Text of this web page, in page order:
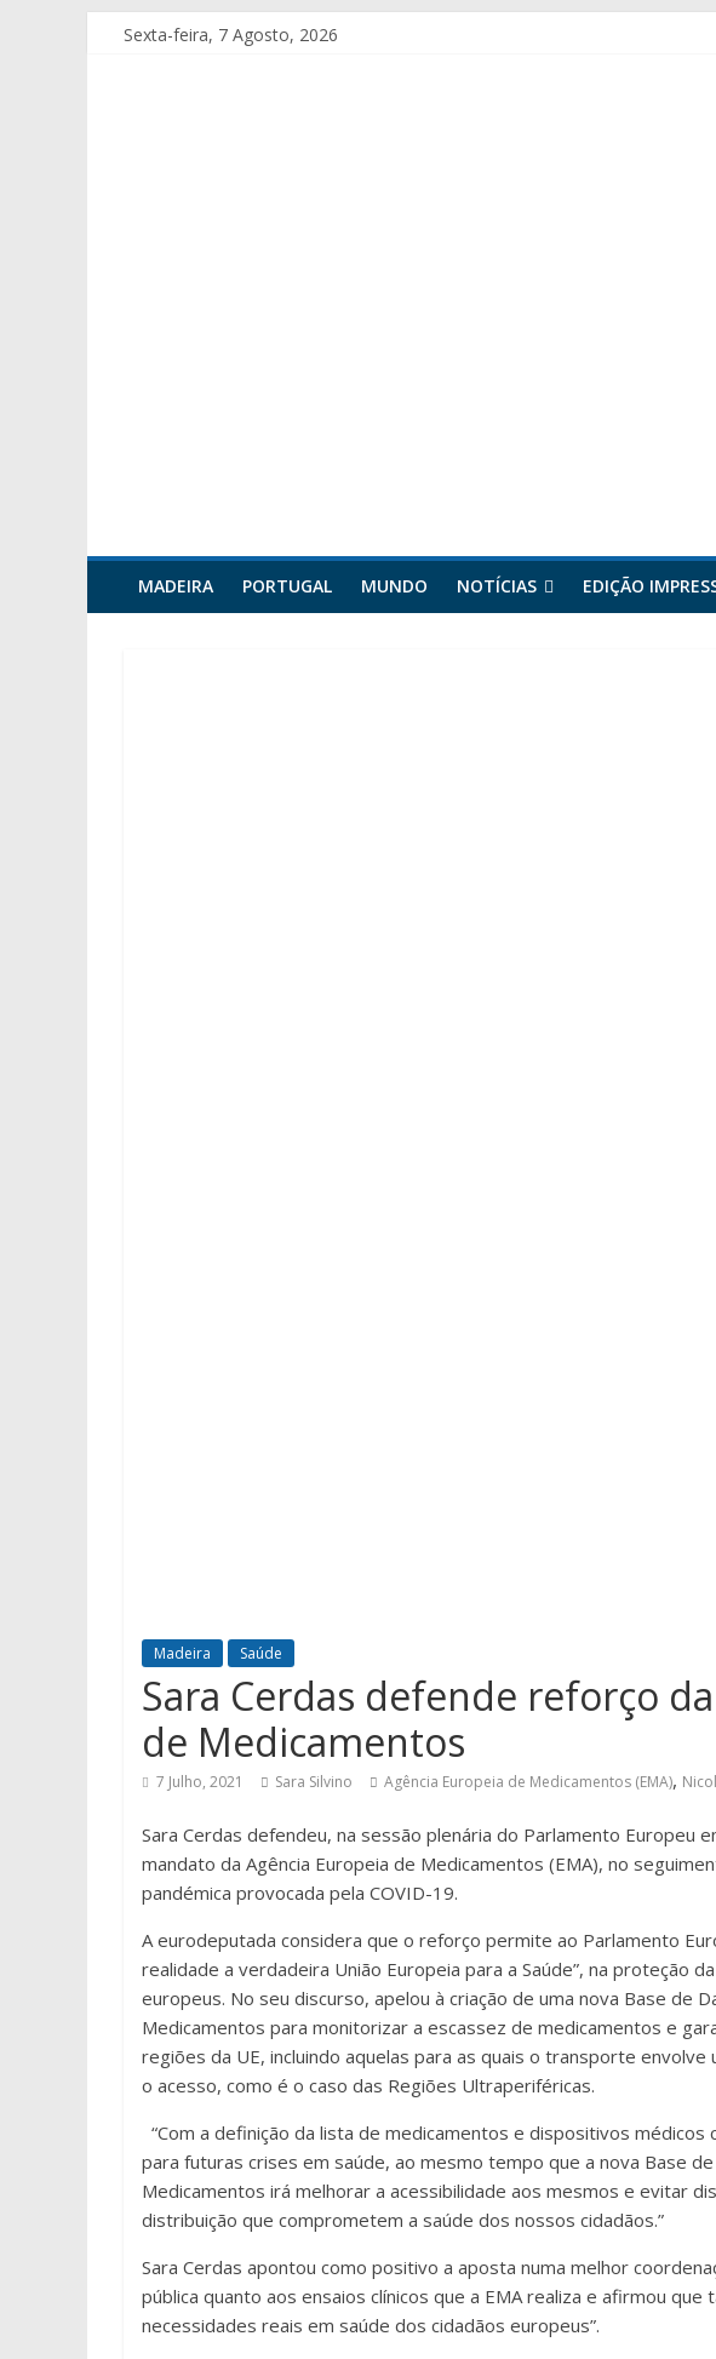
Sexta-feira, 7 Agosto, 2026
MADEIRA PORTUGAL MUNDO NOTÍCIAS EDIÇÃO
Madeira Saúde
Sara Cerdas defende reforço
de Medicamentos
7 Julho, 2021 Sara Silvino Agência Europeia de Medicamentos (EMA),
Sara Cerdas defendeu, na sessão plenária do Parlamento Europeu
mandato da Agência Europeia de Medicamentos (EMA), no
pandémica provocada pela COVID-19.
A eurodeputada considera que o reforço permite ao Parlamento
realidade a verdadeira União Europeia para a Saúde”, na proteção
europeus. No seu discurso, apelou à criação de uma nova Base de
Medicamentos para monitorizar a escassez de medicamentos e
regiões da UE, incluindo aquelas para as quais o transporte
o acesso, como é o caso das Regiões Ultraperiféricas.
“Com a definição da lista de medicamentos e dispositivos
para futuras crises em saúde, ao mesmo tempo que a nova Base
Medicamentos irá melhorar a acessibilidade aos mesmos e evitar
distribuição que comprometem a saúde dos nossos cidadãos.”
Sara Cerdas apontou como positivo a aposta numa melhor
pública quanto aos ensaios clínicos que a EMA realiza e afirmou
necessidades reais em saúde dos cidadãos europeus”.